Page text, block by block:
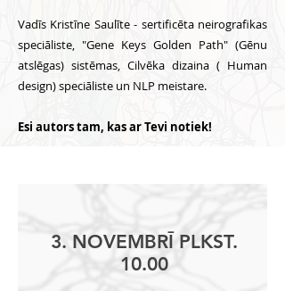
Vadīs Kristīne Saulīte - sertificēta neirografikas
speciāliste, "Gene Keys Golden Path" (Gēnu
atslēgas) sistēmas, Cilvēka dizaina ( Human
design) speciāliste un NLP meistare.
Esi autors tam, kas ar Tevi notiek!
3. NOVEMBRĪ PLKST.
10.00